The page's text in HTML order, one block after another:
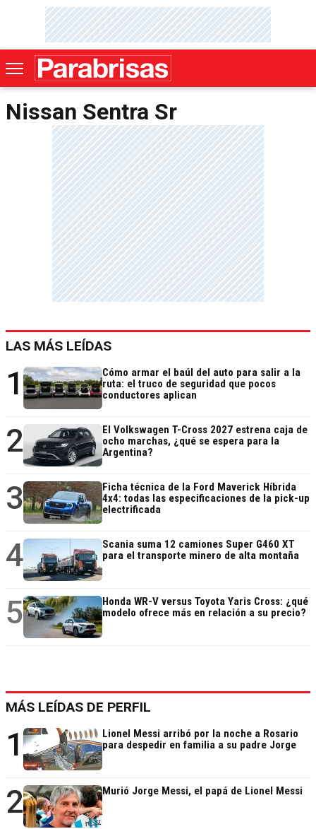
Nissan Sentra Sr
LAS MÁS LEÍDAS
1
Cómo armar el baúl del auto para salir a la
ruta: el truco de seguridad que pocos
conductores aplican
2
El Volkswagen T-Cross 2027 estrena caja de
ocho marchas, ¿qué se espera para la
Argentina?
3
Ficha técnica de la Ford Maverick Híbrida
4x4: todas las especificaciones de la pick-up
electrificada
4
Scania suma 12 camiones Super G460 XT
para el transporte minero de alta montaña
5
Honda WR-V versus Toyota Yaris Cross: ¿qué
modelo ofrece más en relación a su precio?
MÁS LEÍDAS DE PERFIL
1
Lionel Messi arribó por la noche a Rosario
para despedir en familia a su padre Jorge
2 Murió Jorge Messi, el papá de Lionel Messi